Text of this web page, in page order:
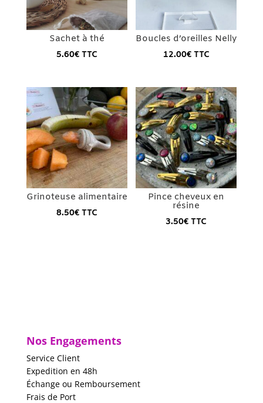
Sachet à thé
5.60€ TTC
Boucles d’oreilles Nelly
12.00€ TTC
Grinoteuse alimentaire
8.50€ TTC
Pince cheveux en
résine
3.50€ TTC
Nos Engagements
Service Client
Expedition en 48h
Échange ou Remboursement
Frais de Port